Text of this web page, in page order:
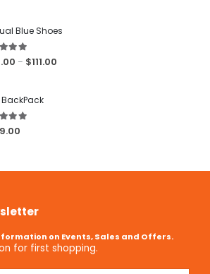
Blue Shoes
out of 5
– $111.00
BackPack
out of 5
on Events, Sales and Offers.
for first shopping.